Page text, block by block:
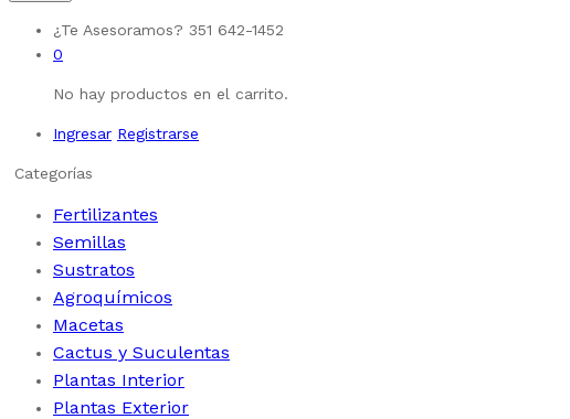
¿Te Asesoramos? 351 642-1452
0
No hay productos en el carrito.
Ingresar Registrarse
Categorías
Fertilizantes
Semillas
Sustratos
Agroquímicos
Macetas
Cactus y Suculentas
Plantas Interior
Plantas Exterior